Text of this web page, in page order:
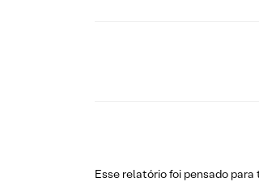
Esse relatório foi pensado para